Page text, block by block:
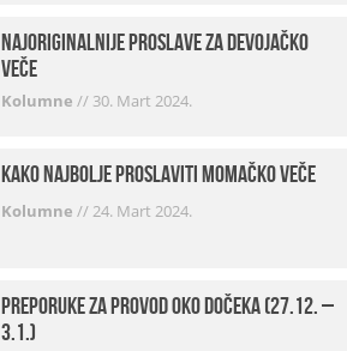
Najoriginalnije proslave za devojačko
veče
Kolumne // 30. Mart 2024.
Kako najbolje proslaviti momačko veče
Kolumne //24. Mart 2024.
Preporuke za provod oko dočeka (27.12. –
3.1.)